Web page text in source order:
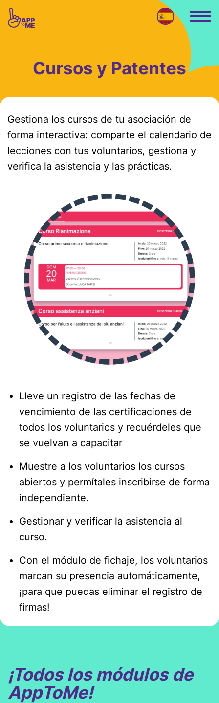
Ir al contenido principal
Cursos y Patentes
Gestiona los cursos de tu asociación de
forma interactiva: comparte el calendario de
lecciones con tus voluntarios, gestiona y
verifica la asistencia y las prácticas.
Lleve un registro de las fechas de
vencimiento de las certificaciones de
todos los voluntarios y recuérdeles que
se vuelvan a capacitar
Muestre a los voluntarios los cursos
abiertos y permítales inscribirse de forma
independiente.
Gestionar y verificar la asistencia al
curso.
Con el módulo de fichaje, los voluntarios
marcan su presencia automáticamente,
¡para que puedas eliminar el registro de
firmas!
¡Todos los módulos de
AppToMe!